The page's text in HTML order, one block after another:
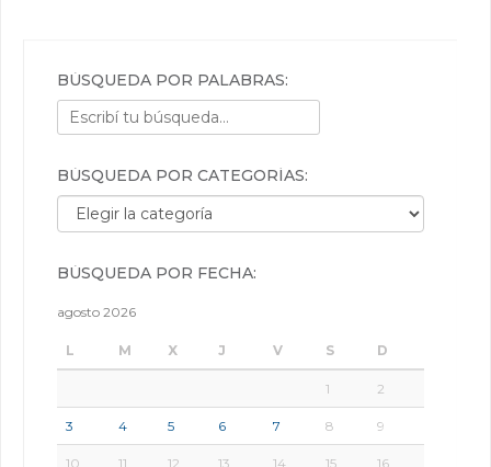
BÚSQUEDA POR PALABRAS:
BÚSQUEDA POR CATEGORÍAS:
Búsqueda por categorías:
BÚSQUEDA POR FECHA:
agosto 2026
L M X J V S D
1 2
3 4 5 6 7 8 9
10 11 12 13 14 15 16